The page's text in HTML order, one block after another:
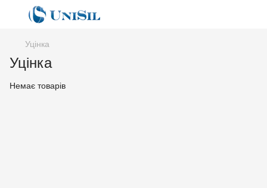
Уцінка
Уцінка
Немає товарів